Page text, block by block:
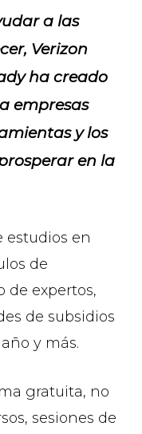
a las
Verizon
ha creado
empresas
y los
en la
estudios en
de
de expertos,
de subsidios
y más.
gratuita, no
sesiones de